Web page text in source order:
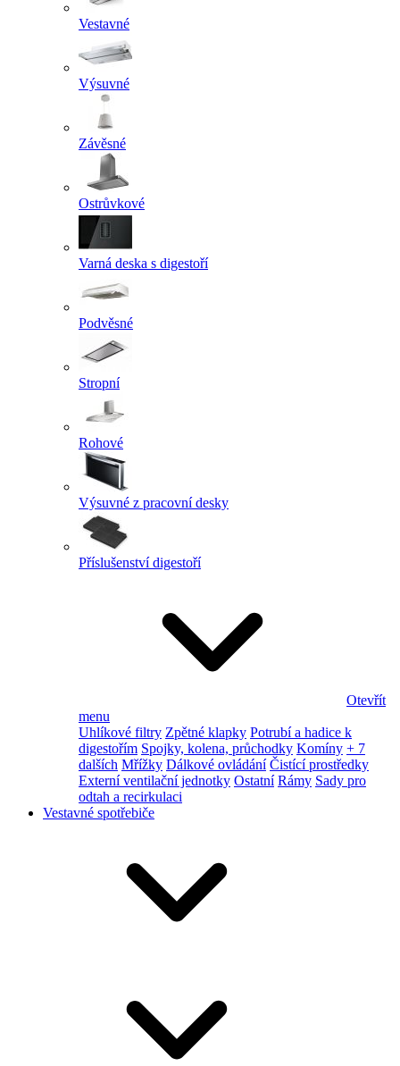
Vestavné
Výsuvné
Závěsné
Ostrůvkové
Varná deska s digestoří
Podvěsné
Stropní
Rohové
Výsuvné z pracovní desky
Příslušenství digestoří
Otevřít
menu
Uhlíkové filtry Zpětné klapky Potrubí a hadice k
digestořím Spojky, kolena, průchodky Komíny + 7
dalších Mřížky Dálkové ovládání Čistící prostředky
Externí ventilační jednotky Ostatní Rámy Sady pro
odtah a recirkulaci
Vestavné spotřebiče